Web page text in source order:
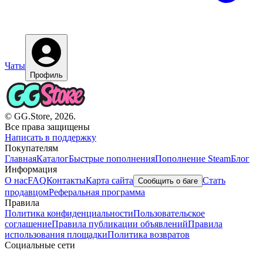
Чаты
Профиль
© GG.Store, 2026.
Все права защищены
Написать в поддержку
Покупателям
ГлавнаяКаталогБыстрые пополненияПополнение SteamБлог
Информация
О насFAQКонтактыКарта сайта Сообщить о баге Стать
продавцомРеферальная программа
Правила
Политика конфиденциальностиПользовательское
соглашениеПравила публикации объявленийПравила
использования площадкиПолитика возвратов
Социальные сети